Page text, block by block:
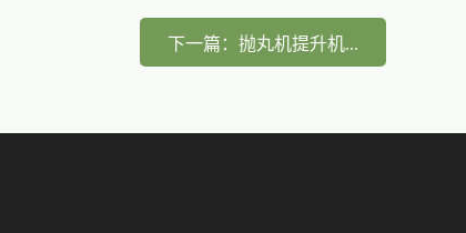
下一篇：抛丸机提升机...